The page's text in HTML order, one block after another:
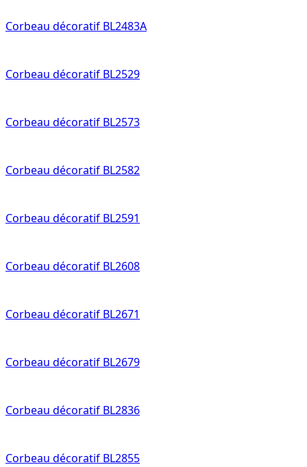
Corbeau décoratif BL2483A
Corbeau décoratif BL2529
Corbeau décoratif BL2573
Corbeau décoratif BL2582
Corbeau décoratif BL2591
Corbeau décoratif BL2608
Corbeau décoratif BL2671
Corbeau décoratif BL2679
Corbeau décoratif BL2836
Corbeau décoratif BL2855